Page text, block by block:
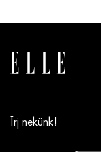
Írj nekünk!